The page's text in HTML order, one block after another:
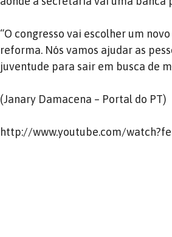
“O congresso vai escolher um
reforma. Nós vamos ajudar as
juventude para sair em busca de
(Janary Damacena – Portal do PT)
http://www.youtube.com/